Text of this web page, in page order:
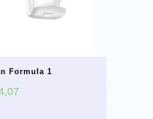
Formula 1